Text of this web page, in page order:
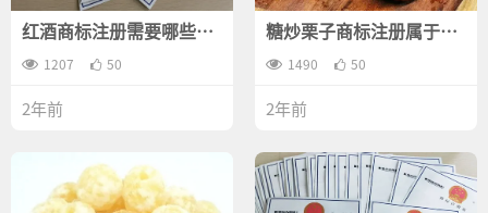
红酒商标注册需要哪些资
料？
1207 50
2年前
糖炒栗子商标注册属于哪
一类？
1490 50
2年前